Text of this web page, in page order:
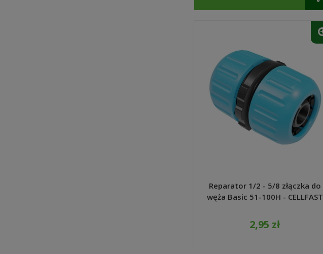
Reparator 1/2 - 5/8 złączka do
węża Basic 51-100H - CELLFAST
2,95 zł